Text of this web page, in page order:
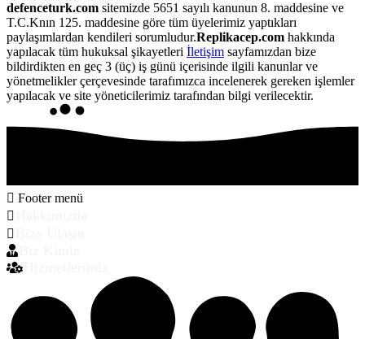
defenceturk.com sitemizde 5651 sayılı kanunun 8. maddesine ve
T.C.Knın 125. maddesine göre tüm üyelerimiz yaptıkları
paylaşımlardan kendileri sorumludur.Replikacep.com hakkında
yapılacak tüm hukuksal şikayetleri İletişim sayfamızdan bize
bildirdikten en geç 3 (üç) iş günü içerisinde ilgili kanunlar ve
yönetmelikler çerçevesinde tarafımızca incelenerek gereken işlemler
yapılacak ve site yöneticilerimiz tarafından bilgi verilecektir.
Footer menü